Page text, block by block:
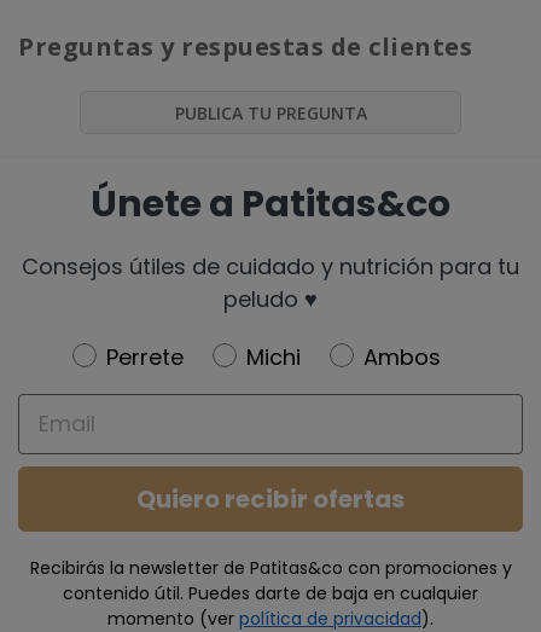
Preguntas y respuestas de clientes
PUBLICA TU PREGUNTA
Únete a Patitas&co
Consejos útiles de cuidado y nutrición para tu
peludo ♥️
Newsletter
Perrete Michi
Ambos
Email
Quiero recibir ofertas
Recibirás la newsletter de Patitas&co con promociones y
contenido útil. Puedes darte de baja en cualquier
momento (ver política de privacidad).